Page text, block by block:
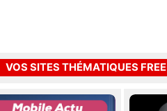
VOS SITES THÉMATIQUES FREE